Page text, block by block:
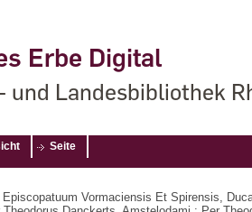
Erbe Digital
und Landesbibliothek
Seite
Vormaciensis Et Spirensis,